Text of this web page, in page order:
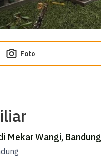
Foto
Mekar Wangi,